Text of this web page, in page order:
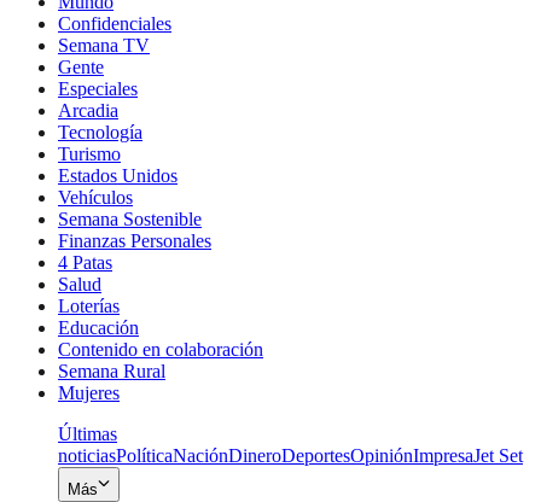
Confidenciales
Semana TV
Gente
Especiales
Arcadia
Tecnología
Turismo
Estados Unidos
Vehículos
Semana Sostenible
Finanzas Personales
4 Patas
Salud
Loterías
Educación
Contenido en colaboración
Semana Rural
Mujeres
Últimas
noticiasPolíticaNaciónDineroDeportesOpiniónImpresaJet Set
Más